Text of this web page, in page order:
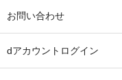
お問い合わせ
dアカウントログイン